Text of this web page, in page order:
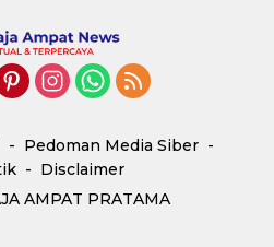
Pedoman Media Siber
Disclaimer
AMPAT PRATAMA